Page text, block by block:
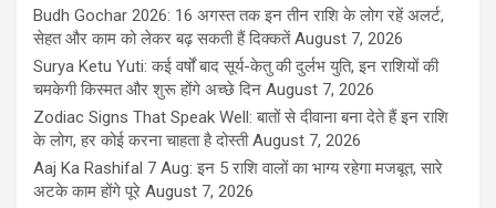
Budh Gochar 2026: 16 अगस्त तक इन तीन राशि के लोग रहें अलर्ट,
सेहत और काम को लेकर बढ़ सकती हैं दिक्कतें August 7, 2026
Surya Ketu Yuti: कई वर्षों बाद सूर्य-केतु की दुर्लभ युति, इन राशियों की
चमकेगी किस्मत और शुरू होंगे अच्छे दिन August 7, 2026
Zodiac Signs That Speak Well: बातों से दीवाना बना देते हैं इन राशि
के लोग, हर कोई करना चाहता है दोस्ती August 7, 2026
Aaj Ka Rashifal 7 Aug: इन 5 राशि वालों का भाग्य रहेगा मजबूत, सारे
अटके काम होंगे पूरे August 7, 2026